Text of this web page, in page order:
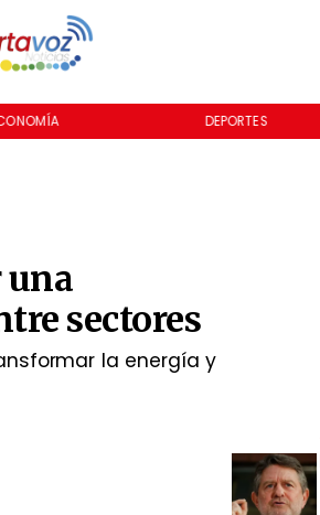
DEPORTES
una
sectores
la energía y